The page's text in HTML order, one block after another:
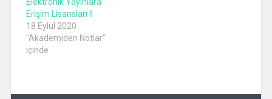
Elektronik Yayınlara
Erişim Lisansları II
18 Eylül 2020
"Akademiden Notlar"
içinde